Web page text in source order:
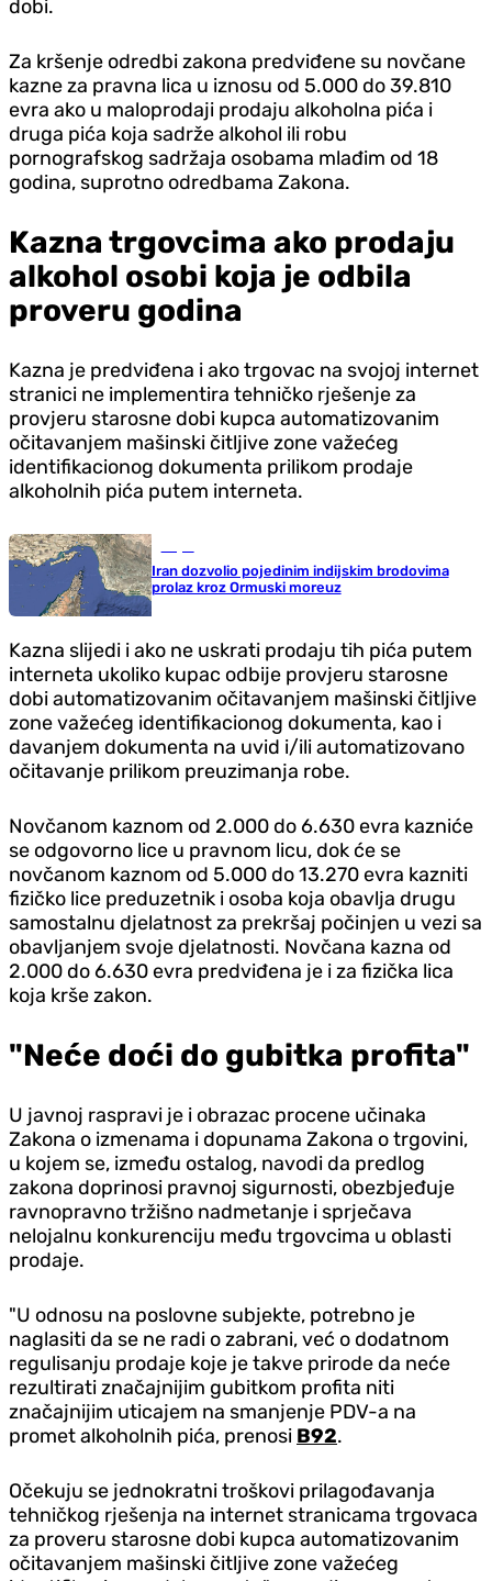
dobi.
Za kršenje odredbi zakona predviđene su novčane
kazne za pravna lica u iznosu od 5.000 do 39.810
evra ako u maloprodaji prodaju alkoholna pića i
druga pića koja sadrže alkohol ili robu
pornografskog sadržaja osobama mlađim od 18
godina, suprotno odredbama Zakona.
Kazna trgovcima ako prodaju
alkohol osobi koja je odbila
proveru godina
Kazna je predviđena i ako trgovac na svojoj internet
stranici ne implementira tehničko rješenje za
provjeru starosne dobi kupca automatizovanim
očitavanjem mašinski čitljive zone važećeg
identifikacionog dokumenta prilikom prodaje
alkoholnih pića putem interneta.
Iran dozvolio pojedinim indijskim brodovima
prolaz kroz Ormuski moreuz
Kazna slijedi i ako ne uskrati prodaju tih pića putem
interneta ukoliko kupac odbije provjeru starosne
dobi automatizovanim očitavanjem mašinski čitljive
zone važećeg identifikacionog dokumenta, kao i
davanjem dokumenta na uvid i/ili automatizovano
očitavanje prilikom preuzimanja robe.
Novčanom kaznom od 2.000 do 6.630 evra kazniće
se odgovorno lice u pravnom licu, dok će se
novčanom kaznom od 5.000 do 13.270 evra kazniti
fizičko lice preduzetnik i osoba koja obavlja drugu
samostalnu djelatnost za prekršaj počinjen u vezi sa
obavljanjem svoje djelatnosti. Novčana kazna od
2.000 do 6.630 evra predviđena je i za fizička lica
koja krše zakon.
"Neće doći do gubitka profita"
U javnoj raspravi je i obrazac procene učinaka
Zakona o izmenama i dopunama Zakona o trgovini,
u kojem se, između ostalog, navodi da predlog
zakona doprinosi pravnoj sigurnosti, obezbjeđuje
ravnopravno tržišno nadmetanje i sprječava
nelojalnu konkurenciju među trgovcima u oblasti
prodaje.
"U odnosu na poslovne subjekte, potrebno je
naglasiti da se ne radi o zabrani, već o dodatnom
regulisanju prodaje koje je takve prirode da neće
rezultirati značajnijim gubitkom profita niti
značajnijim uticajem na smanjenje PDV-a na
promet alkoholnih pića, prenosi B92.
Očekuju se jednokratni troškovi prilagođavanja
tehničkog rješenja na internet stranicama trgovaca
za proveru starosne dobi kupca automatizovanim
očitavanjem mašinski čitljive zone važećeg